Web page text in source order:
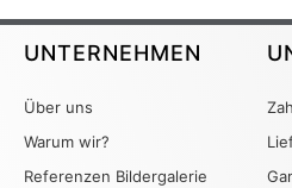
UNTERNEHMEN
Über uns
Warum wir?
Referenzen Bildergalerie